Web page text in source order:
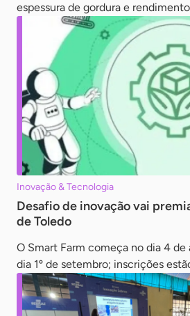
espessura de gordura e
Inovação & Tecnologia
Desafio de inovação vai
de Toledo
O Smart Farm começa no dia 4
dia 1º de setembro; inscrições